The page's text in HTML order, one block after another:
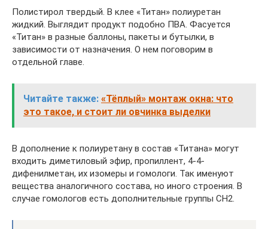
Полистирол твердый. В клее «Титан» полиуретан
жидкий. Выглядит продукт подобно ПВА. Фасуется
«Титан» в разные баллоны, пакеты и бутылки, в
зависимости от назначения. О нем поговорим в
отдельной главе.
Читайте также: «Тёплый» монтаж окна: что
это такое, и стоит ли овчинка выделки
В дополнение к полиуретану в состав «Титана» могут
входить диметиловый эфир, пропиллент, 4-4-
дифенилметан, их изомеры и гомологи. Так именуют
вещества аналогичного состава, но иного строения. В
случае гомологов есть дополнительные группы CH2.